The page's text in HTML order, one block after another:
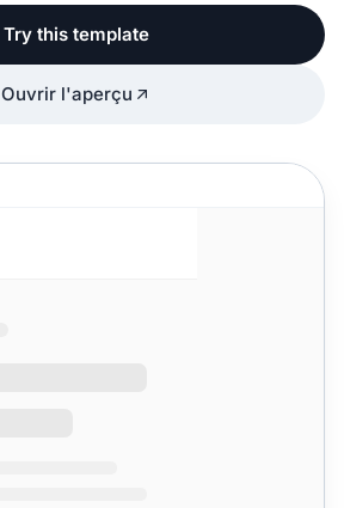
Try this template
Ouvrir l'aperçu